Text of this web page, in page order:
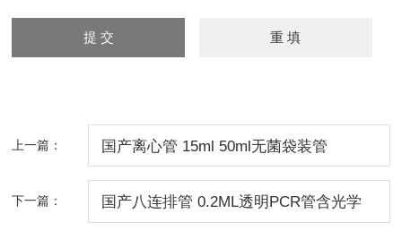
上一篇： 国产离心管 15ml 50ml无菌袋装管
下一篇： 国产八连排管 0.2ML透明PCR管含光学